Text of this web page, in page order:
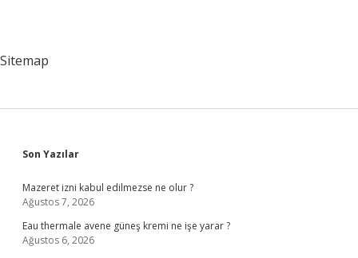
Sitemap
Sidebar
Son Yazılar
Mazeret izni kabul edilmezse ne olur ?
Ağustos 7, 2026
Eau thermale avene güneş kremi ne işe yarar ?
Ağustos 6, 2026